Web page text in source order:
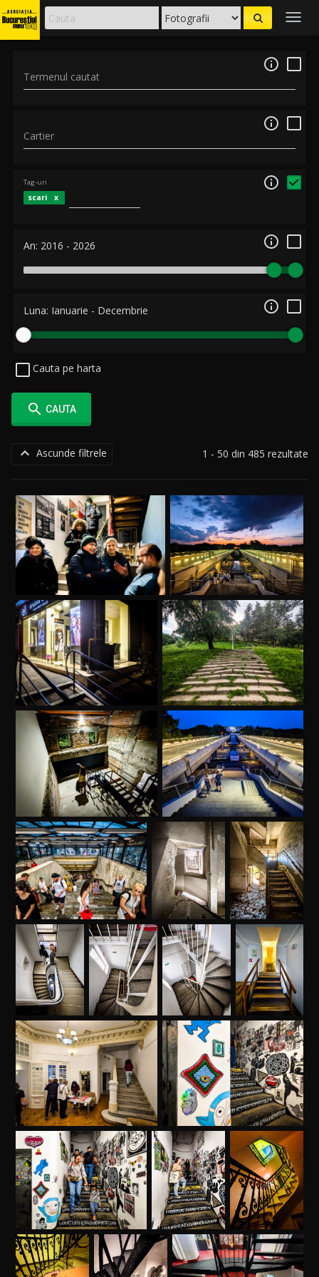
Termenul cautat

Cartier

scari
Tag-uri 
An: 2016 - 2026 
Luna: Ianuarie - Decembrie 
Cauta pe harta
 CAUTA
 Ascunde filtrele 1 - 50 din 485 rezultate